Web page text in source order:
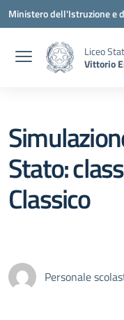
Vai ai contenuti
Vai al menu di navigazione
Vai al footer
Ministero dell'Istruzione e
Liceo
Vittorio
Stato:
Classico
Personale